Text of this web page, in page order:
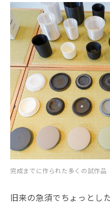
完成までに作られた多くの試作品
旧来の急須でちょっとし